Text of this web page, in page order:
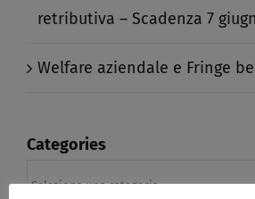
retributiva – Scadenza 7
Welfare aziendale e Fringe
Categories